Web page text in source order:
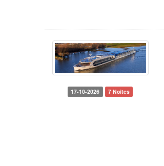
17-10-2026 7 Noites